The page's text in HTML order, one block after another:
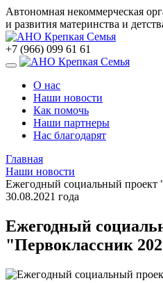
Автономная некоммерческая
и развития материнства и
+7 (966) 099 61 61
О нас
Наши новости
Как помочь
Наши партнеры
Нас благодарят
Главная
Наши новости
Ежегодный социальный проект
30.08.2021 года
Ежегодный
"Первоклассник